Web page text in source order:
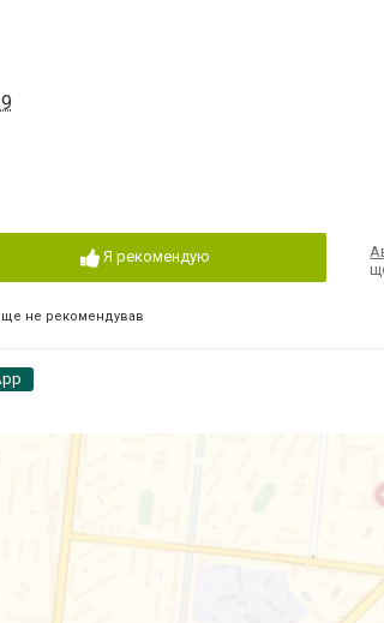
Я рекомендую
ще не рекомендував